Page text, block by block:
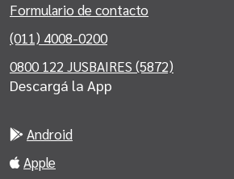
Formulario de contacto
(011) 4008-0200
0800 122 JUSBAIRES (5872)
Descargá la App
Android
Apple